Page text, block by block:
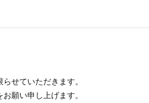
せていただきます。
願い申し上げます。